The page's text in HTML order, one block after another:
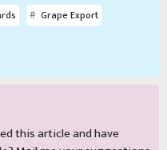
Grape Export
this article and have